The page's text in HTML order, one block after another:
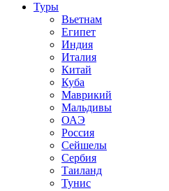
Туры
Вьетнам
Египет
Индия
Италия
Китай
Куба
Маврикий
Мальдивы
ОАЭ
Россия
Сейшелы
Сербия
Таиланд
Тунис